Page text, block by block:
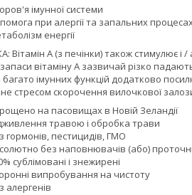
імунної системи
при алергії та запальних
енергії
Вітамін А (з печінки) також стимулює і
запаси вітаміну А зазвичай різко
імунних функцій додатково
стресом скорочення вилочкової
на пасовищах в Новій Зеландії
травою і обробка трави
гормонів, пестицидів, ГМО
без наповнювачів (або)
сублімовані і знежирені
випробування на чистоту
алергенів